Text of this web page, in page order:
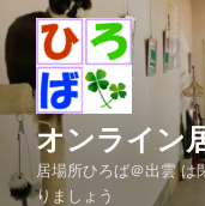
ン
テ
ス
オンライン
居場所ひろば＠出雲
りましょう